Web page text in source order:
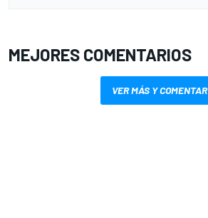
MEJORES COMENTARIOS
VER MÁS Y COMENTAR